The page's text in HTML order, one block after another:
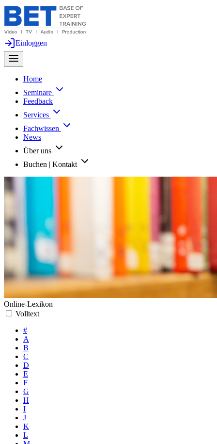
Einloggen
Home
Seminare
Feedback
Services
Fachwissen
News
Über uns
Buchen | Kontakt
Online-Lexikon
Volltext
#
A
B
C
D
E
F
G
H
I
J
K
L